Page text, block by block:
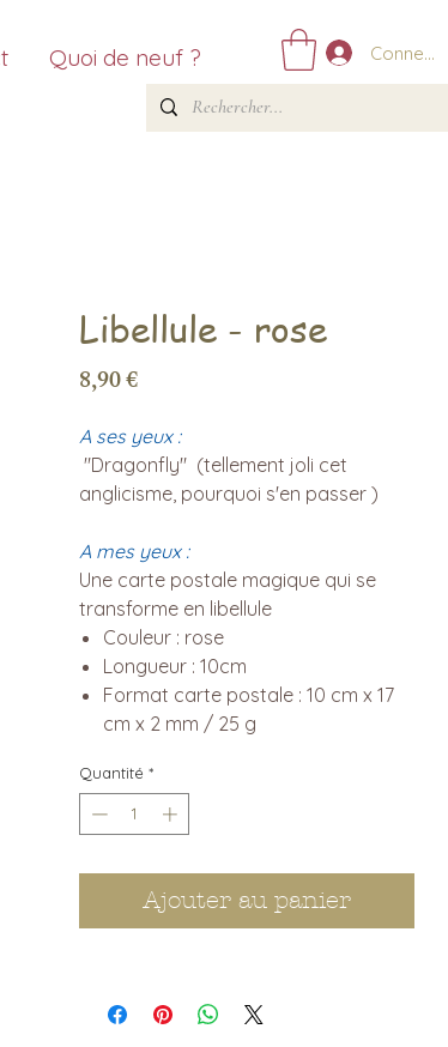
Quoi de neuf ? Connexion
Libellule - rose
8,90 €Prix
A ses yeux :
"Dragonfly" (tellement joli cet
anglicisme, pourquoi s'en passer )
A mes yeux :
Une carte postale magique qui se
transforme en libellule
Couleur : rose
Longueur : 10cm
Format carte postale : 10 cm x 17
cm x 2 mm / 25 g
Quantité *
Ajouter au panier